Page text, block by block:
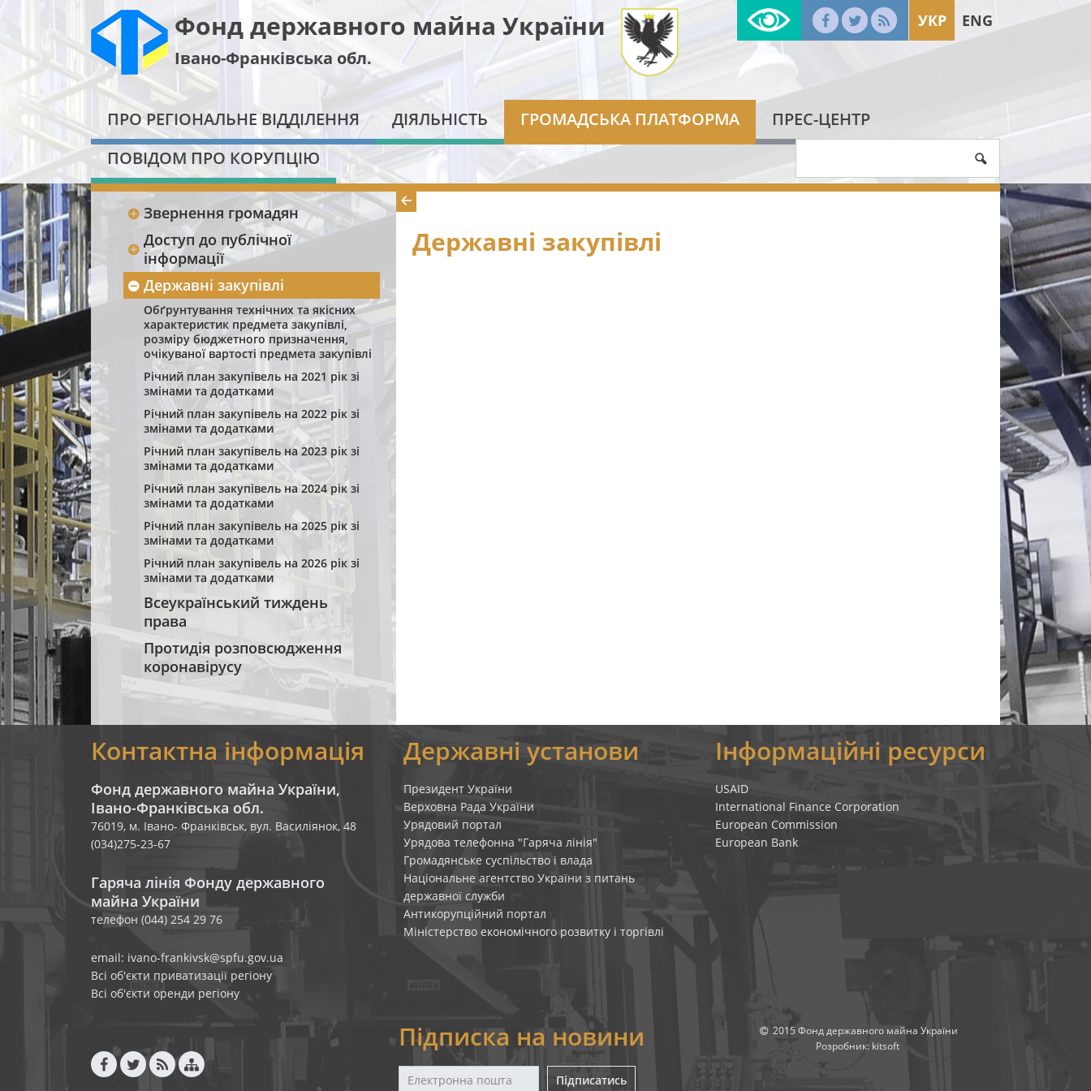
Фонд державного майна України
Івано-Франківська обл.
УКР ENG
ПРО РЕГІОНАЛЬНЕ ВІДДІЛЕННЯ ДІЯЛЬНІСТЬ ГРОМАДСЬКА ПЛАТФОРМА
ПРЕС-ЦЕНТР
ПОВІДОМ ПРО КОРУПЦІЮ
Звернення громадян
Доступ до публічної
інформації
Державні закупівлі
Обґрунтування технічних та якісних
характеристик предмета закупівлі,
розміру бюджетного призначення,
очікуваної вартості предмета закупівлі
Річний план закупівель на 2021 рік зі
змінами та додатками
Річний план закупівель на 2022 рік зі
змінами та додатками
Річний план закупівель на 2023 рік зі
змінами та додатками
Річний план закупівель на 2024 рік зі
змінами та додатками
Річний план закупівель на 2025 рік зі
змінами та додатками
Річний план закупівель на 2026 рік зі
змінами та додатками
Всеукраїнський тиждень
права
Протидія розповсюдження
коронавірусу
Державні закупівлі
Контактна інформація
Фонд державного майна України,
Івано-Франківська обл.
76019, м. Івано- Франківськ, вул. Василіянок, 48
(034)275-23-67
Гаряча лінія Фонду державного
майна України
телефон (044) 254 29 76
email: ivano-frankivsk@spfu.gov.ua
Всі об'єкти приватизації регіону
Всі об'єкти оренди регіону
Державні установи
Президент України
Верховна Рада України
Урядовий портал
Урядова телефонна "Гаряча лінія"
Громадянське суспільство і влада
Національне агентство України з питань
державної служби
Антикорупційний портал
Міністерство економічного розвитку і торгівлі
Інформаційні ресурси
USAID
International Finance Corporation
European Commission
European Bank
Підписка на новини
Підписатись
2015 Фонд державного майна України
Розробник: kitsoft